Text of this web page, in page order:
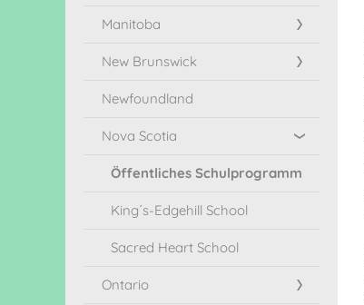
Manitoba
New Brunswick
Newfoundland
Nova Scotia
Öffentliches Schulprogramm
King´s-Edgehill School
Sacred Heart School
Ontario